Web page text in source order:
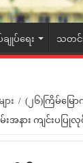
ျုပ်ရေး သတင်း
ား / (၂၆)ကြိမ်မြေ
အနား ကျင်းပပြုလု